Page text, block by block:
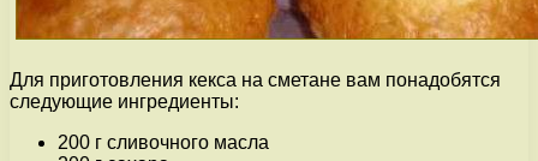
Для приготовления кекса на сметане вам понадобятся
следующие ингредиенты:
200 г сливочного масла